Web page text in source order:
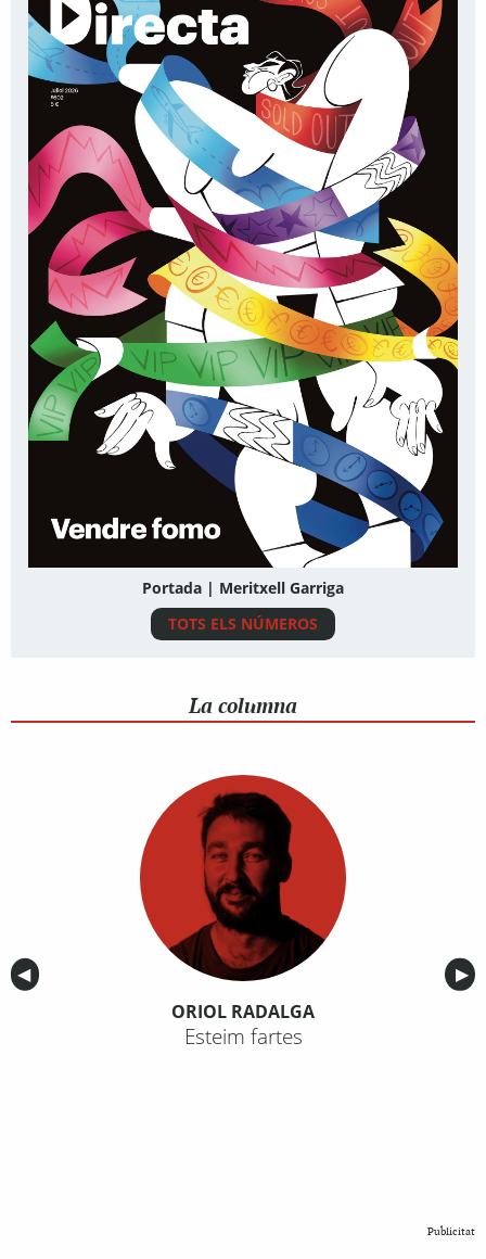
Portada | Meritxell Garriga
TOTS ELS NÚMEROS
La columna
Anterior
◀︎ ▶︎
ORIOL RADALGA
Esteim fartes
Publicitat